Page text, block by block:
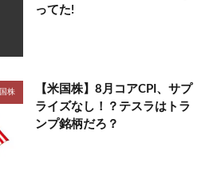
ってた!
株
【米国株】8月コアCPI、サプ
ライズなし！？テスラはトラ
ンプ銘柄だろ？